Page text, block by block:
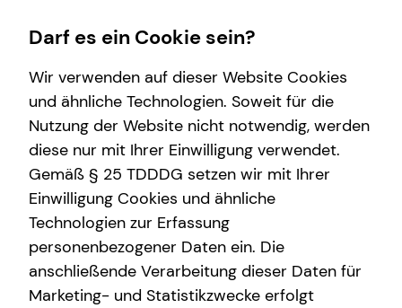
Wissenswertes
Über tecis
Podcast
Service
Kundenportal
Schadenabwicklung
Finanzberatung
Videoberatung
Spezialisten-Netzwerk
Private Krankenvorsorge
Immobilienfinanzierung
Karriere-Infos
Karrierechancen
Initiativbewerbung
Darf es ein Cookie sein?
Wir verwenden auf dieser Website Cookies
und ähnliche Technologien. Soweit für die
Nutzung der Website nicht notwendig, werden
diese nur mit Ihrer Einwilligung verwendet.
Gemäß § 25 TDDDG setzen wir mit Ihrer
Einwilligung Cookies und ähnliche
Technologien zur Erfassung
personenbezogener Daten ein. Die
anschließende Verarbeitung dieser Daten für
Marketing- und Statistikzwecke erfolgt